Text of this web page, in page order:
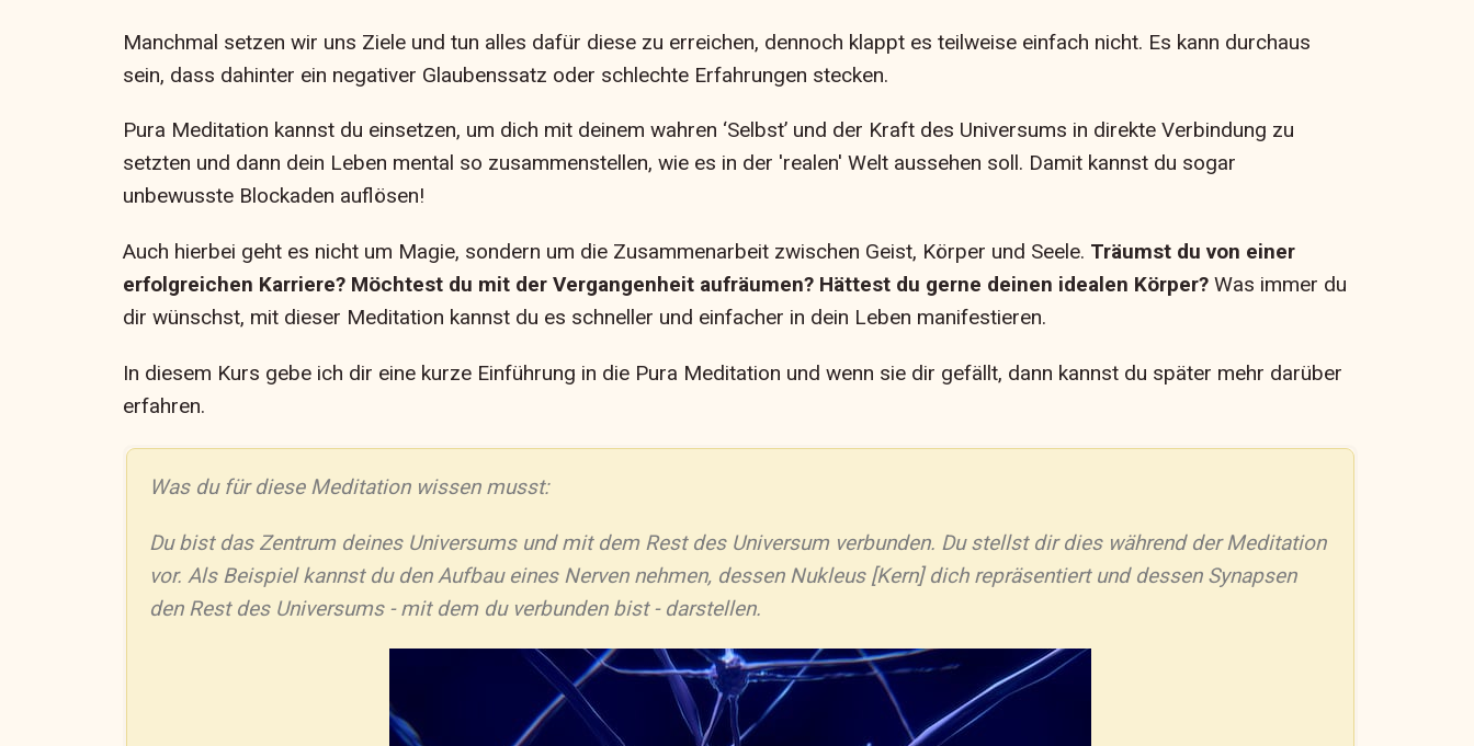
Manchmal setzen wir uns Ziele und tun alles dafür diese zu erreichen, dennoch klappt es teilweise einfach nicht. Es kann durchaus
sein, dass dahinter ein negativer Glaubenssatz oder schlechte Erfahrungen stecken.
Pura Meditation kannst du einsetzen, um dich mit deinem wahren ‘Selbst’ und der Kraft des Universums in direkte Verbindung zu
setzten und dann dein Leben mental so zusammenstellen, wie es in der 'realen' Welt aussehen soll. Damit kannst du sogar
unbewusste Blockaden auflösen!
Auch hierbei geht es nicht um Magie, sondern um die Zusammenarbeit zwischen Geist, Körper und Seele. Träumst du von einer
erfolgreichen Karriere? Möchtest du mit der Vergangenheit aufräumen? Hättest du gerne deinen idealen Körper? Was immer du
dir wünschst, mit dieser Meditation kannst du es schneller und einfacher in dein Leben manifestieren.
In diesem Kurs gebe ich dir eine kurze Einführung in die Pura Meditation und wenn sie dir gefällt, dann kannst du später mehr darüber
erfahren.
Was du für diese Meditation wissen musst:
Du bist das Zentrum deines Universums und mit dem Rest des Universum verbunden. Du stellst dir dies während der Meditation
vor. Als Beispiel kannst du den Aufbau eines Nerven nehmen, dessen Nukleus [Kern] dich repräsentiert und dessen Synapsen
den Rest des Universums - mit dem du verbunden bist - darstellen.